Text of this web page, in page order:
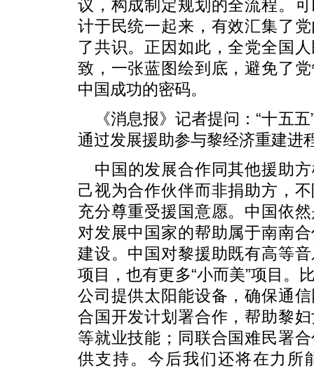
议，构成制定规划的全流程。
计于民统一起来，有效汇集了
了共识。正因如此，全党全国
致，一张蓝图绘到底，避免了
中国成功的密码。
《消息报》记者提问：“十五
通过发展援助参与黎经济重建进
中国的发展合作同其他援助
己视为合作伙伴而非捐助方，
充分尊重受援国意愿。中国依
对发展中国家的帮助属于南南
建设。中国对黎援助既有高等
项目，也有更多“小而美”项目。
公司提供太阳能设备，确保通
合国开发计划署合作，帮助黎
等就业技能；同联合国难民署
供支持。今后我们还将在力所